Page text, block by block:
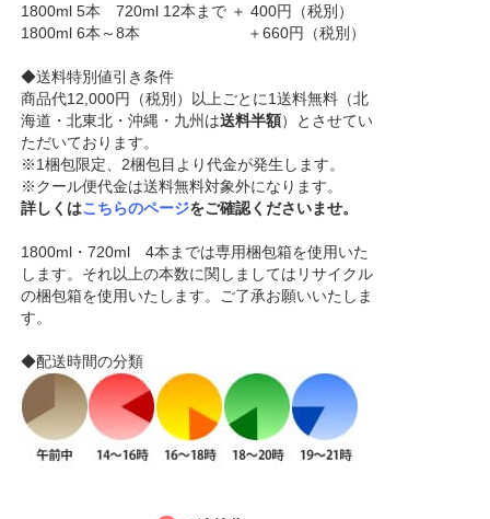
1800ml 5本 720ml 12本まで ＋ 400円（税別）
1800ml 6本～8本 ＋660円（税別）
◆送料特別値引き条件
商品代12,000円（税別）以上ごとに1送料無料（北
海道・北東北・沖縄・九州は送料半額）とさせてい
ただいております。
※1梱包限定、2梱包目より代金が発生します。
※クール便代金は送料無料対象外になります。
詳しくはこちらのページをご確認くださいませ。
1800ml・720ml 4本までは専用梱包箱を使用いた
します。それ以上の本数に関しましてはリサイクル
の梱包箱を使用いたします。ご了承お願いいたしま
す。
◆配送時間の分類